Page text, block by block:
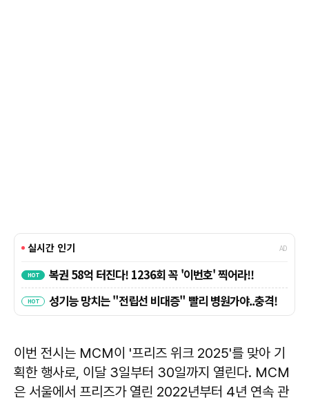
이번 전시는 MCM이 '프리즈 위크 2025'를 맞아 기
획한 행사로, 이달 3일부터 30일까지 열린다. MCM
은 서울에서 프리즈가 열린 2022년부터 4년 연속 관